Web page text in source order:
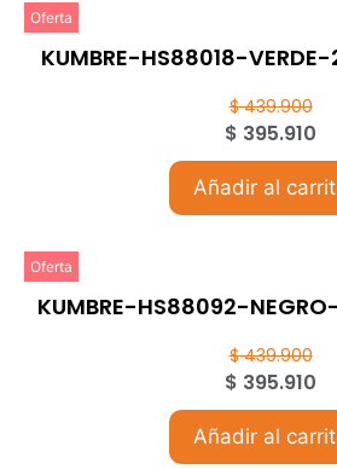
Oferta
KUMBRE-HS88018-
$439.900
$ 395.910
Añadir al
Oferta
KUMBRE-HS88092-
$439.900
$ 395.910
Añadir al